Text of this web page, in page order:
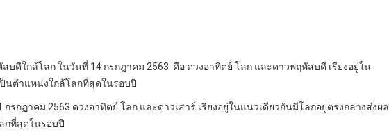
บดีใกล้โลก ในวันที่ 14 กรกฎาคม 2563 คือ ดวงอาทิตย์ โลก และดาวพฤหัสบดี เรียงอยู่ใน
นตำแหน่งใกล้โลกที่สุดในรอบปี
กฏาคม 2563 ดวงอาทิตย์ โลก และดาวเสาร์ เรียงอยู่ในแนวเดียวกันมีโลกอยู่ตรงกลางส่งผล
กที่สุดในรอบปี